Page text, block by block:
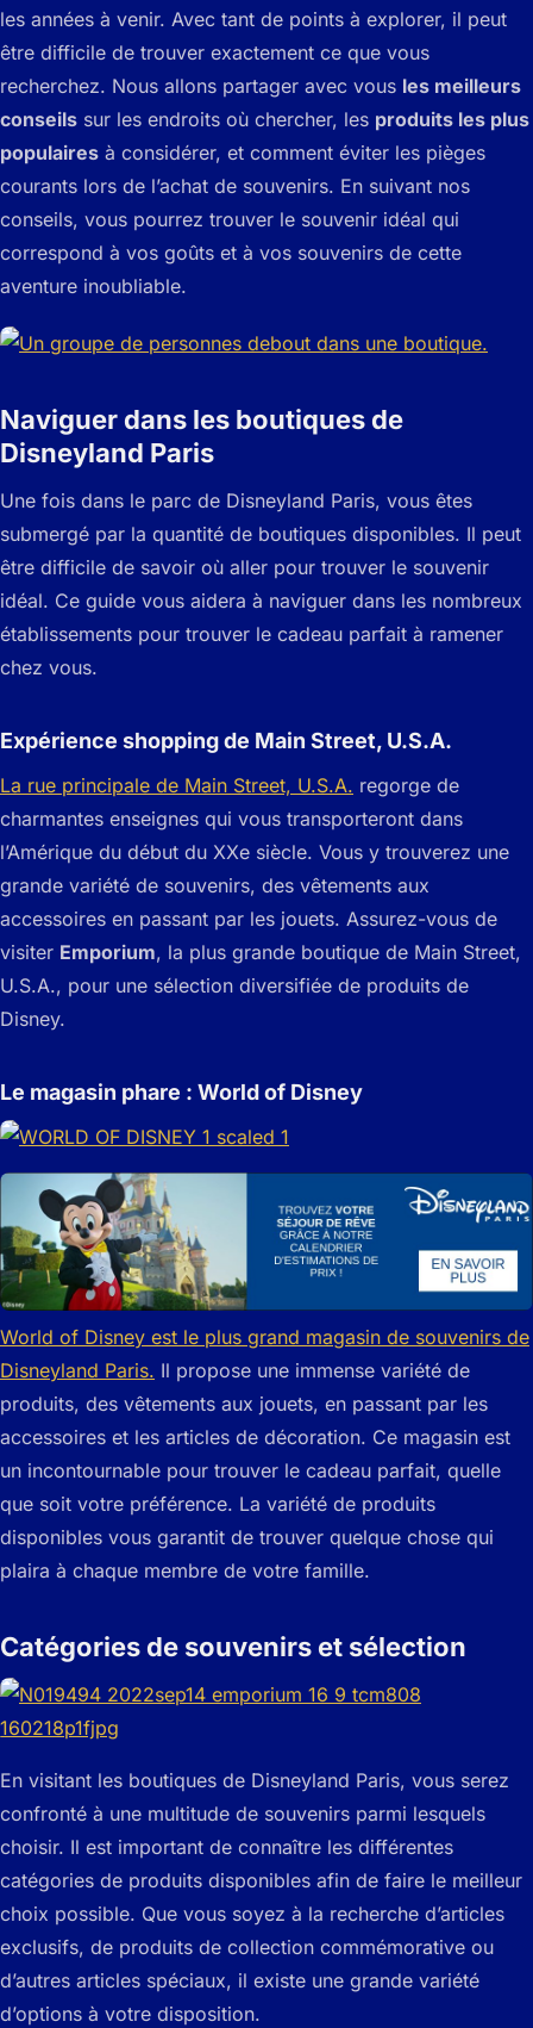
les années à venir. Avec tant de points à explorer, il peut
être difficile de trouver exactement ce que vous
recherchez. Nous allons partager avec vous les meilleurs
conseils sur les endroits où chercher, les produits les plus
populaires à considérer, et comment éviter les pièges
courants lors de l’achat de souvenirs. En suivant nos
conseils, vous pourrez trouver le souvenir idéal qui
correspond à vos goûts et à vos souvenirs de cette
aventure inoubliable.
Naviguer dans les boutiques de
Disneyland Paris
Une fois dans le parc de Disneyland Paris, vous êtes
submergé par la quantité de boutiques disponibles. Il peut
être difficile de savoir où aller pour trouver le souvenir
idéal. Ce guide vous aidera à naviguer dans les nombreux
établissements pour trouver le cadeau parfait à ramener
chez vous.
Expérience shopping de Main Street, U.S.A.
La rue principale de Main Street, U.S.A. regorge de
charmantes enseignes qui vous transporteront dans
l’Amérique du début du XXe siècle. Vous y trouverez une
grande variété de souvenirs, des vêtements aux
accessoires en passant par les jouets. Assurez-vous de
visiter Emporium, la plus grande boutique de Main Street,
U.S.A., pour une sélection diversifiée de produits de
Disney.
Le magasin phare : World of Disney
World of Disney est le plus grand magasin de souvenirs de
Disneyland Paris. Il propose une immense variété de
produits, des vêtements aux jouets, en passant par les
accessoires et les articles de décoration. Ce magasin est
un incontournable pour trouver le cadeau parfait, quelle
que soit votre préférence. La variété de produits
disponibles vous garantit de trouver quelque chose qui
plaira à chaque membre de votre famille.
Catégories de souvenirs et sélection
En visitant les boutiques de Disneyland Paris, vous serez
confronté à une multitude de souvenirs parmi lesquels
choisir. Il est important de connaître les différentes
catégories de produits disponibles afin de faire le meilleur
choix possible. Que vous soyez à la recherche d’articles
exclusifs, de produits de collection commémorative ou
d’autres articles spéciaux, il existe une grande variété
d’options à votre disposition.